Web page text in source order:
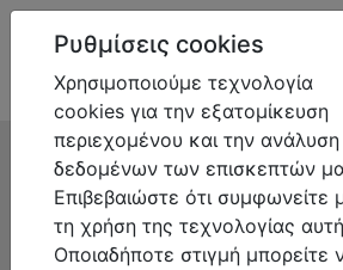
Τμήματα
Βρείτε όλες τις σχολές και τα
βάσεις εισαγωγής ανά έτος και
αποτελέσματα αλφαβητικά ή με βάση
Ρυθμίσεις cookies
Χρησιμοποιούμε τεχνολογία
cookies για την εξατομίκευση
περιεχομένου και την ανάλυση
δεδομένων των επισκεπτών
Επιβεβαιώστε ότι συμφωνείτε
τη χρήση της τεχνολογίας
Οποιαδήποτε στιγμή μπορείτε